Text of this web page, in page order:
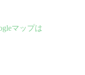
マップは